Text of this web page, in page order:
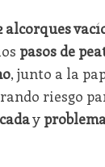
alcorques
pasos de
, junto a la
riesgo
y